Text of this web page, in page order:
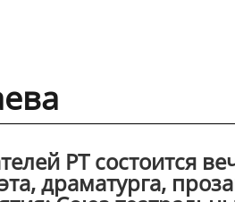
РТ состоится
драматурга,